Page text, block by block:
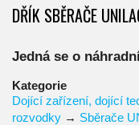
DŘÍK SBĚRAČE
Jedná se o
Kategorie
Dojící zařízení, dojící
rozvodky → Sběrače